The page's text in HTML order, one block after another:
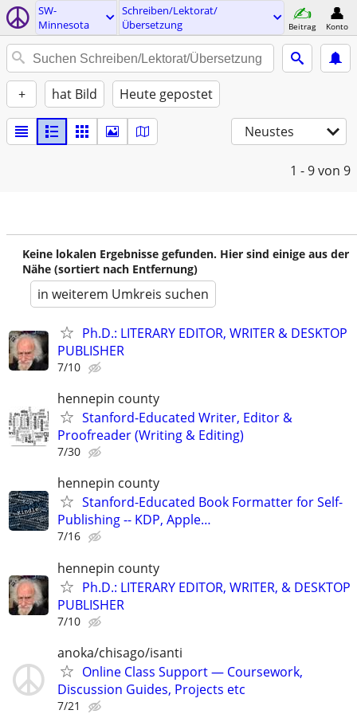
SW-
Minnesota
Schreiben/Lektorat/
Übersetzung
Beitrag Konto
+ hat Bild Heute gepostet
Neustes
1 - 9von 9
Keine lokalen Ergebnisse gefunden. Hier sind einige aus der
Nähe (sortiert nach Entfernung)
in weiterem Umkreis suchen
Ph.D.: LITERARY EDITOR, WRITER & DESKTOP
PUBLISHER
7/10
hennepin county
Stanford-Educated Writer, Editor &
Proofreader (Writing & Editing)
7/30
hennepin county
Stanford-Educated Book Formatter for Self-
Publishing -- KDP, Apple…
7/16
hennepin county
Ph.D.: LITERARY EDITOR, WRITER, & DESKTOP
PUBLISHER
7/10
anoka/chisago/isanti
Online Class Support — Coursework,
Discussion Guides, Projects etc
7/21